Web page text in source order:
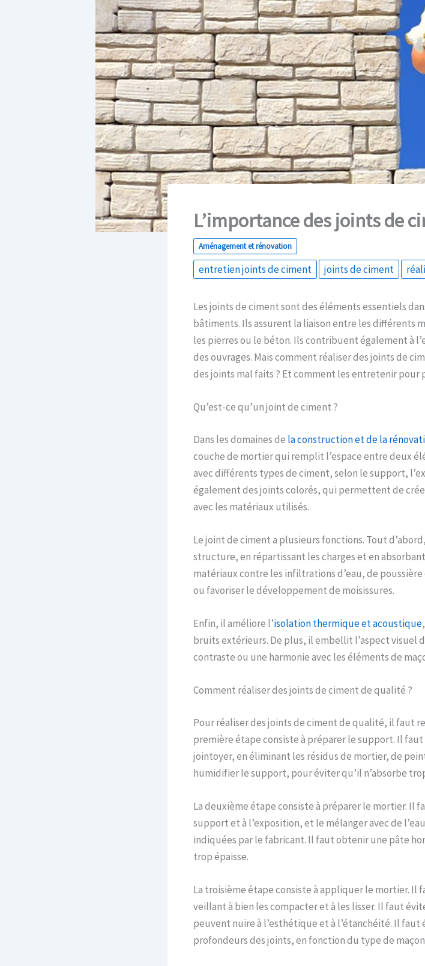
L’importance des joints de
Aménagement et rénovation
entretien joints de ciment joints de ciment
Les joints de ciment sont des éléments essentiels
bâtiments. Ils assurent la liaison entre les différents
les pierres ou le béton. Ils contribuent également à
des ouvrages. Mais comment réaliser des joints de
des joints mal faits ? Et comment les entretenir pour
Qu’est-ce qu’un joint de ciment ?
Dans les domaines de la construction et de la
couche de mortier qui remplit l’espace entre deux
avec différents types de ciment, selon le support,
également des joints colorés, qui permettent de
avec les matériaux utilisés.
Le joint de ciment a plusieurs fonctions. Tout
structure, en répartissant les charges et en
matériaux contre les infiltrations d’eau, de
ou favoriser le développement de moisissures.
Enfin, il améliore l’isolation thermique et acoustique
bruits extérieurs. De plus, il embellit l’aspect visuel
contraste ou une harmonie avec les éléments de
Comment réaliser des joints de ciment de qualité ?
Pour réaliser des joints de ciment de qualité, il faut
première étape consiste à préparer le support. Il
jointoyer, en éliminant les résidus de mortier, de
humidifier le support, pour éviter qu’il n’absorbe
La deuxième étape consiste à préparer le mortier. Il
support et à l’exposition, et le mélanger avec de
indiquées par le fabricant. Il faut obtenir une pâte
trop épaisse.
La troisième étape consiste à appliquer le mortier.
veillant à bien les compacter et à les lisser. Il faut
peuvent nuire à l’esthétique et à l’étanchéité. Il
profondeurs des joints, en fonction du type de